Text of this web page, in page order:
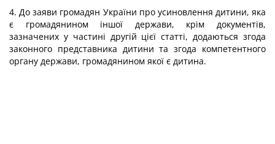
4. До заяви громадян України про усиновлення дитини, яка
є громадянином іншої держави, крім документів,
зазначених у частині другій цієї статті, додаються згода
законного представника дитини та згода компетентного
органу держави, громадянином якої є дитина.